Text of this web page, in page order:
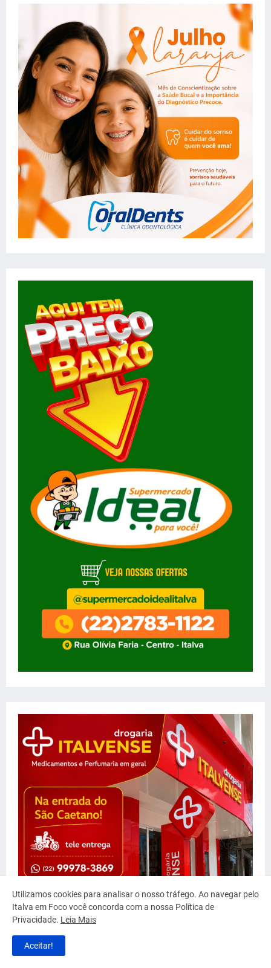
Utilizamos cookies para analisar o nosso tráfego. Ao navegar pelo
Italva em Foco você concorda com a nossa Política de
Privacidade. Leia Mais
Aceitar!